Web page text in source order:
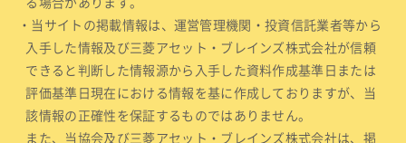
・当サイトの掲載情報は、運営管理機関・投資信託業者等から
入手した情報及び三菱アセット・ブレインズ株式会社が信頼
できると判断した情報源から入手した資料作成基準日または
評価基準日現在における情報を基に作成しておりますが、当
該情報の正確性を保証するものではありません。
また、当協会及び三菱アセット・ブレインズ株式会社は、掲